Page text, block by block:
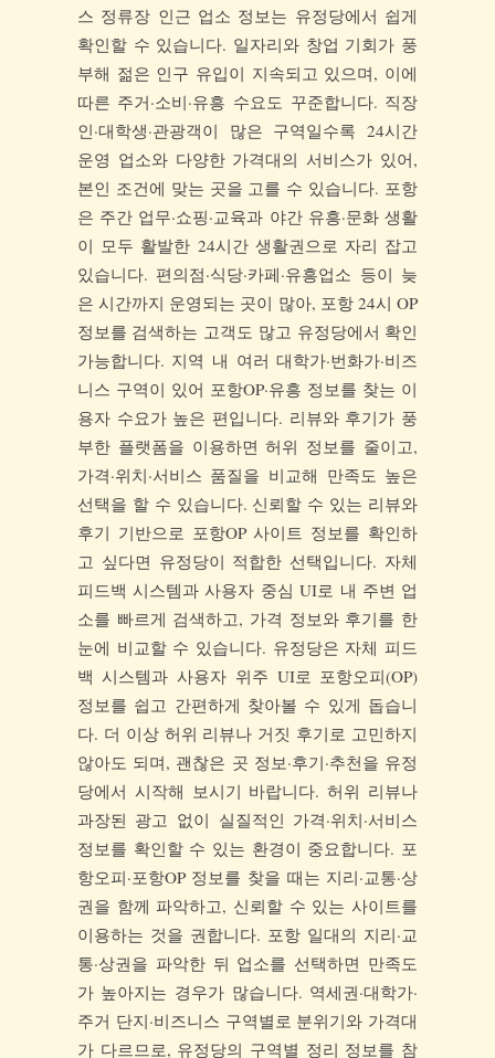
스 정류장 인근 업소 정보는 유정당에서 쉽게
확인할 수 있습니다. 일자리와 창업 기회가 풍
부해 젊은 인구 유입이 지속되고 있으며, 이에
따른 주거·소비·유흥 수요도 꾸준합니다. 직장
인·대학생·관광객이 많은 구역일수록 24시간
운영 업소와 다양한 가격대의 서비스가 있어,
본인 조건에 맞는 곳을 고를 수 있습니다. 포항
은 주간 업무·쇼핑·교육과 야간 유흥·문화 생활
이 모두 활발한 24시간 생활권으로 자리 잡고
있습니다. 편의점·식당·카페·유흥업소 등이 늦
은 시간까지 운영되는 곳이 많아, 포항 24시 OP
정보를 검색하는 고객도 많고 유정당에서 확인
가능합니다. 지역 내 여러 대학가·번화가·비즈
니스 구역이 있어 포항OP·유흥 정보를 찾는 이
용자 수요가 높은 편입니다. 리뷰와 후기가 풍
부한 플랫폼을 이용하면 허위 정보를 줄이고,
가격·위치·서비스 품질을 비교해 만족도 높은
선택을 할 수 있습니다. 신뢰할 수 있는 리뷰와
후기 기반으로 포항OP 사이트 정보를 확인하
고 싶다면 유정당이 적합한 선택입니다. 자체
피드백 시스템과 사용자 중심 UI로 내 주변 업
소를 빠르게 검색하고, 가격 정보와 후기를 한
눈에 비교할 수 있습니다. 유정당은 자체 피드
백 시스템과 사용자 위주 UI로 포항오피(OP)
정보를 쉽고 간편하게 찾아볼 수 있게 돕습니
다. 더 이상 허위 리뷰나 거짓 후기로 고민하지
않아도 되며, 괜찮은 곳 정보·후기·추천을 유정
당에서 시작해 보시기 바랍니다. 허위 리뷰나
과장된 광고 없이 실질적인 가격·위치·서비스
정보를 확인할 수 있는 환경이 중요합니다. 포
항오피·포항OP 정보를 찾을 때는 지리·교통·상
권을 함께 파악하고, 신뢰할 수 있는 사이트를
이용하는 것을 권합니다. 포항 일대의 지리·교
통·상권을 파악한 뒤 업소를 선택하면 만족도
가 높아지는 경우가 많습니다. 역세권·대학가·
주거 단지·비즈니스 구역별로 분위기와 가격대
가 다르므로, 유정당의 구역별 정리 정보를 참